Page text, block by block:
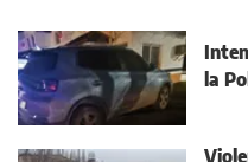
la